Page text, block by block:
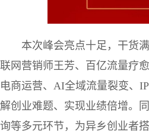
本次峰会亮点十足，干货
联网营销师王芳、百亿流量疗
电商运营、AI全域流量裂变、
解创业难题、实现业绩倍增。
询等多元环节，为异乡创业者